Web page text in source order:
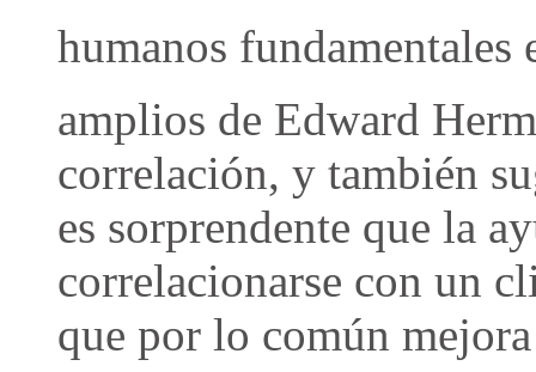
humanos fundamentales
amplios de Edward
correlación, y también
es sorprendente que la
correlacionarse con un
que por lo común